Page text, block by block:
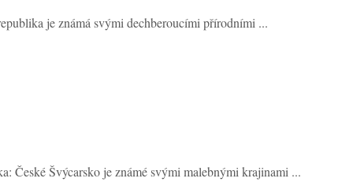
je známá svými dechberoucími přírodními ...
České Švýcarsko je známé svými malebnými krajinami ...